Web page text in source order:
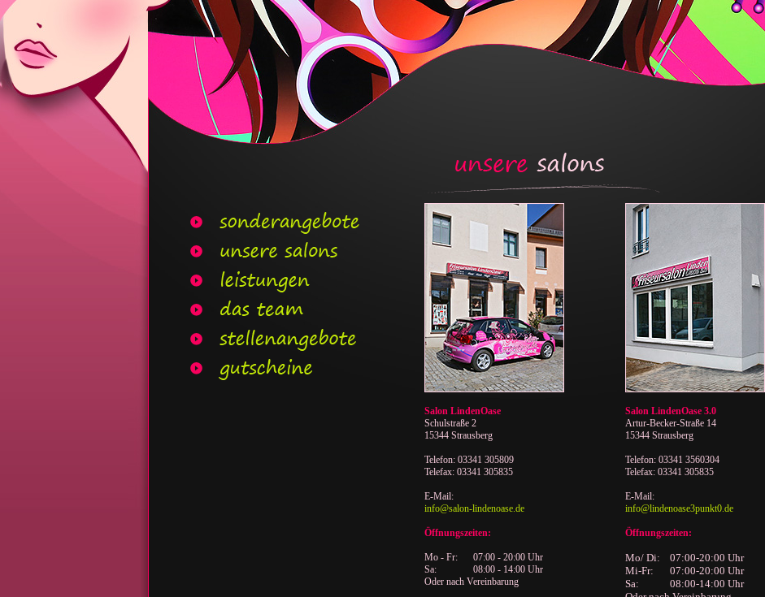
Salon LindenOase
Schulstraße 2
15344 Strausberg
Telefon: 03341 305809
Telefax: 03341 305835
E-Mail:
info@salon-lindenoase.de
Öffnungszeiten:
Mo - Fr:
07:00 - 20:00 Uhr
Sa:
08:00 - 14:00 Uhr
Oder nach Vereinbarung
Salon LindenOase 3.0
Artur-Becker-Straße 14
15344 Strausberg
Telefon: 03341 3560304
Telefax: 03341 305835
E-Mail:
info@lindenoase3punkt0.de
Öffnungszeiten:
Mo/ Di:
07:00-20:00 Uhr
Mi-Fr:
07:00-20:00 Uhr
Sa:
08:00-14:00 Uhr